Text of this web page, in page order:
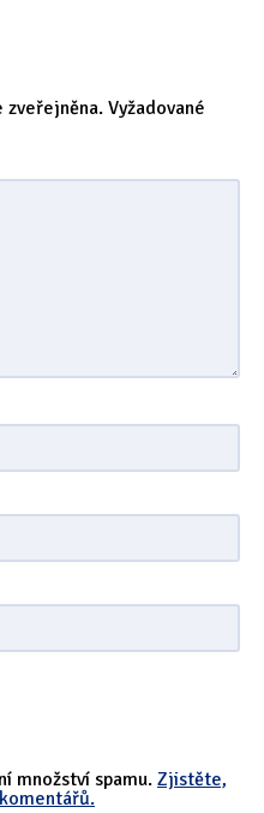
zveřejněna. Vyžadované
množství spamu. Zjistěte,